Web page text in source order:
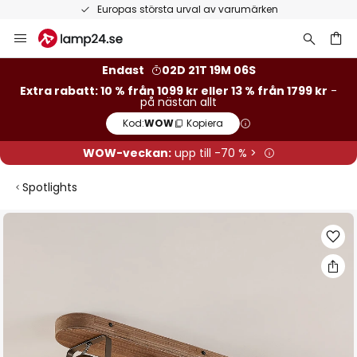
Europas största urval av varumärken
Hoppa
till
Endast
02D 21T 19M 05S
Extra rabatt: 10 % från 1099 kr eller 13 % från 1799 kr -
på nästan allt
Kod:WOW Kopiera
WOW-veckan:upp till -70 % >
Spotlights
Hoppa